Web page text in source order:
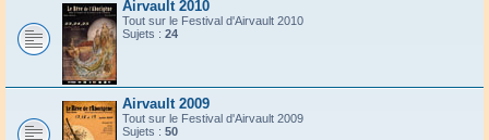
Airvault 2010
Tout sur le Festival d'Airvault 2010
Sujets : 24
Airvault 2009
Tout sur le Festival d'Airvault 2009
Sujets : 50